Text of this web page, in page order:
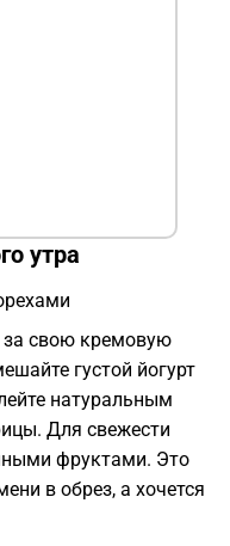
утра
за свою кремовую
густой йогурт
натуральным
Для свежести
фруктами. Это
в обрез, а хочется